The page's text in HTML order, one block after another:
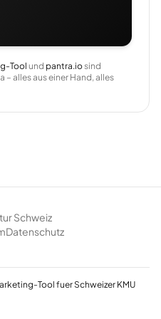
Tool und pantra.iosind
alles aus einer Hand, alles
Schweiz
Datenschutz
Tool fuer Schweizer KMU